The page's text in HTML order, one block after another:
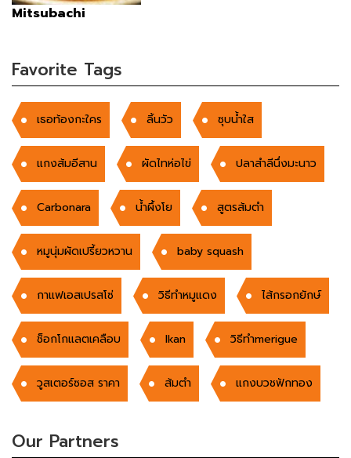
Mitsubachi
Favorite Tags
เธอท้องกะใคร ลิ้นวัว ซุบน้ำใส
แกงส้มอีสาน ผัดไทห่อไข่ ปลาสำลีนึ่งมะนาว
Carbonara น้ำผึ้งโย สูตรส้มตำ
หมูนุ่มผัดเปรี้ยวหวาน baby squash
กาแฟเอสเปรสโซ่ วิธีทำหมูแดง ไส้กรอกยักษ์
ช็อกโกแลตเคลือบ Ikan วิธีทำmerigue
วูสเตอร์ซอส ราคา ส้มตํา แกงบวชฟักทอง
Our Partners